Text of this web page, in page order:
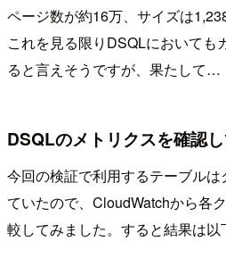
ページ数が約16万、サイズは
これを見る限りDSQLにおいても
ると言えそうですが、果たして…
DSQLのメトリクスを確認
今回の検証で利用するテーブル
ていたので、CloudWatchから各
較してみました。すると結果は以